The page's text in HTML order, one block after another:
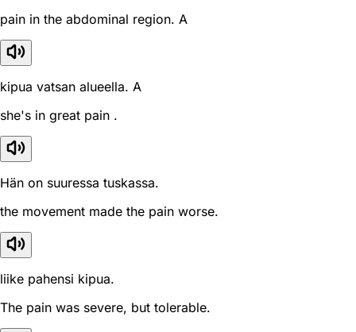
pain in the abdominal region. A
kipua vatsan alueella. A
she's in great pain .
Hän on suuressa tuskassa.
the movement made the pain worse.
liike pahensi kipua.
The pain was severe, but tolerable.